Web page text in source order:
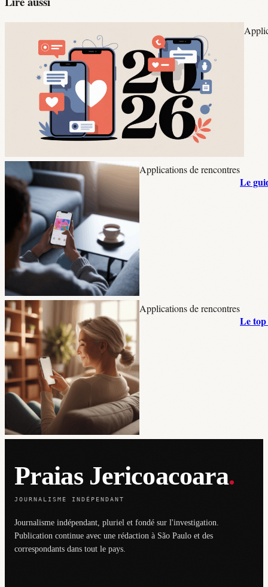
Applications de rencontres
Le
Applications de rencontres
Le top
Praias Jericoacoara.
JOURNALISME INDÉPENDANT
Journalisme indépendant, pluriel et fondé sur l'investigation.
Publication continue avec une rédaction à São Paulo et des
correspondants dans tout le pays.